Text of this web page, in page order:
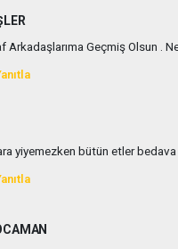
Arkadaşlarıma Geçmiş Olsun .
yiyemezken bütün etler